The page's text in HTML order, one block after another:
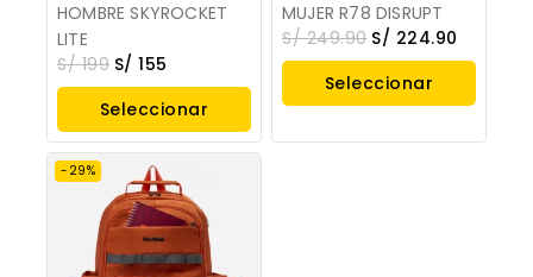
HOMBRE SKYROCKET
LITE
S/199 S/ 155
Seleccionar
Opciones
MUJER R78 DISRUPT
S/249.90 S/ 224.90
Seleccionar
-29%